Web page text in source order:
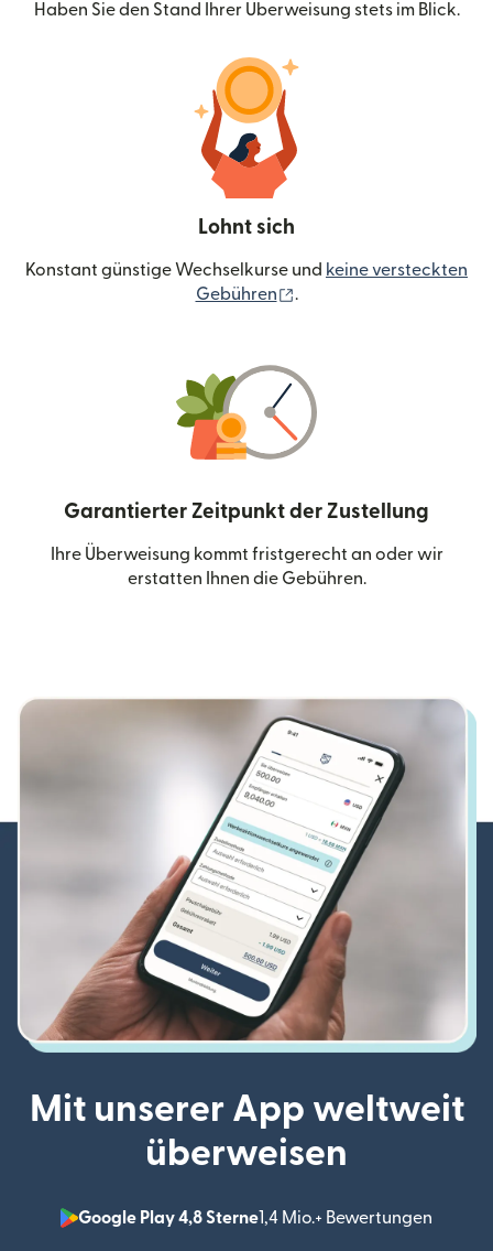
Haben Sie den Stand Ihrer Überweisung stets im Blick.
Lohnt sich
Konstant günstige Wechselkurse und keine versteckten
Gebühren
.
Garantierter Zeitpunkt der Zustellung
Ihre Überweisung kommt fristgerecht an oder wir
erstatten Ihnen die Gebühren.
Mit unserer App weltweit
überweisen
Google Play 4,8 Sterne1,4 Mio.+ Bewertungen